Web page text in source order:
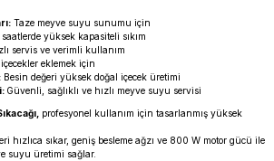
Taze meyve suyu sunumu için
yüksek kapasiteli sıkım
servis ve verimli kullanım
eklemek için
Besin değeri yüksek doğal içecek üretimi
Güvenli, sağlıklı ve hızlı meyve suyu servisi
profesyonel kullanım için tasarlanmış yüksek
hızlıca sıkar, geniş besleme ağzı ve 800 W motor gücü ile
suyu üretimi sağlar.